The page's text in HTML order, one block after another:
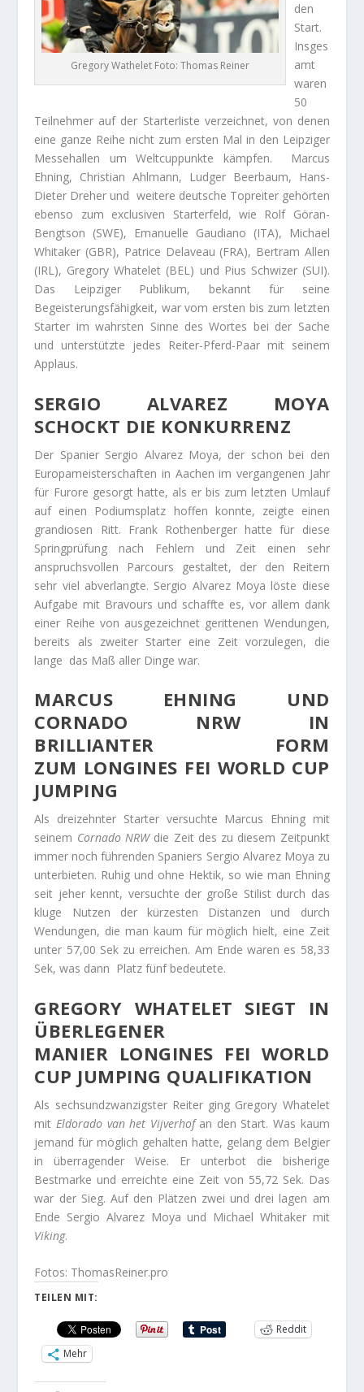
Gregory Wathelet Foto: Thomas Reiner
den
Start.
Insges
amt
waren
50
Teilnehmer auf der Starterliste verzeichnet, von denen
eine ganze Reihe nicht zum ersten Mal in den Leipziger
Messehallen um Weltcuppunkte kämpfen. Marcus
Ehning, Christian Ahlmann, Ludger Beerbaum, Hans-
Dieter Dreher und weitere deutsche Topreiter gehörten
ebenso zum exclusiven Starterfeld, wie Rolf Göran-
Bengtson (SWE), Emanuelle Gaudiano (ITA), Michael
Whitaker (GBR), Patrice Delaveau (FRA), Bertram Allen
(IRL), Gregory Whatelet (BEL) und Pius Schwizer (SUI).
Das Leipziger Publikum, bekannt für seine
Begeisterungsfähigkeit, war vom ersten bis zum letzten
Starter im wahrsten Sinne des Wortes bei der Sache
und unterstützte jedes Reiter-Pferd-Paar mit seinem
Applaus.
SERGIO ALVAREZ MOYA
SCHOCKT DIE KONKURRENZ
Der Spanier Sergio Alvarez Moya, der schon bei den
Europameisterschaften in Aachen im vergangenen Jahr
für Furore gesorgt hatte, als er bis zum letzten Umlauf
auf einen Podiumsplatz hoffen konnte, zeigte einen
grandiosen Ritt. Frank Rothenberger hatte für diese
Springprüfung nach Fehlern und Zeit einen sehr
anspruchsvollen Parcours gestaltet, der den Reitern
sehr viel abverlangte. Sergio Alvarez Moya löste diese
Aufgabe mit Bravours und schaffte es, vor allem dank
einer Reihe von ausgezeichnet gerittenen Wendungen,
bereits als zweiter Starter eine Zeit vorzulegen, die
lange das Maß aller Dinge war.
MARCUS EHNING UND
CORNADO NRW IN
BRILLIANTER FORM
ZUM LONGINES FEI WORLD CUP
JUMPING
Als dreizehnter Starter versuchte Marcus Ehning mit
seinem Cornado NRWdie Zeit des zu diesem Zeitpunkt
immer noch führenden Spaniers Sergio Alvarez Moya zu
unterbieten. Ruhig und ohne Hektik, so wie man Ehning
seit jeher kennt, versuchte der große Stilist durch das
kluge Nutzen der kürzesten Distanzen und durch
Wendungen, die man kaum für möglich hielt, eine Zeit
unter 57,00 Sek zu erreichen. Am Ende waren es 58,33
Sek, was dann Platz fünf bedeutete.
GREGORY WHATELET SIEGT IN
ÜBERLEGENER
MANIER LONGINES FEI WORLD
CUP JUMPING QUALIFIKATION
Als sechsundzwanzigster Reiter ging Gregory Whatelet
mit Eldorado van het Vijverhofan den Start. Was kaum
jemand für möglich gehalten hatte, gelang dem Belgier
in überragender Weise. Er unterbot die bisherige
Bestmarke und erreichte eine Zeit von 55,72 Sek. Das
war der Sieg. Auf den Plätzen zwei und drei lagen am
Ende Sergio Alvarez Moya und Michael Whitaker mit
Viking.
Fotos: ThomasReiner.pro
TEILEN MIT:
Reddit
Mehr